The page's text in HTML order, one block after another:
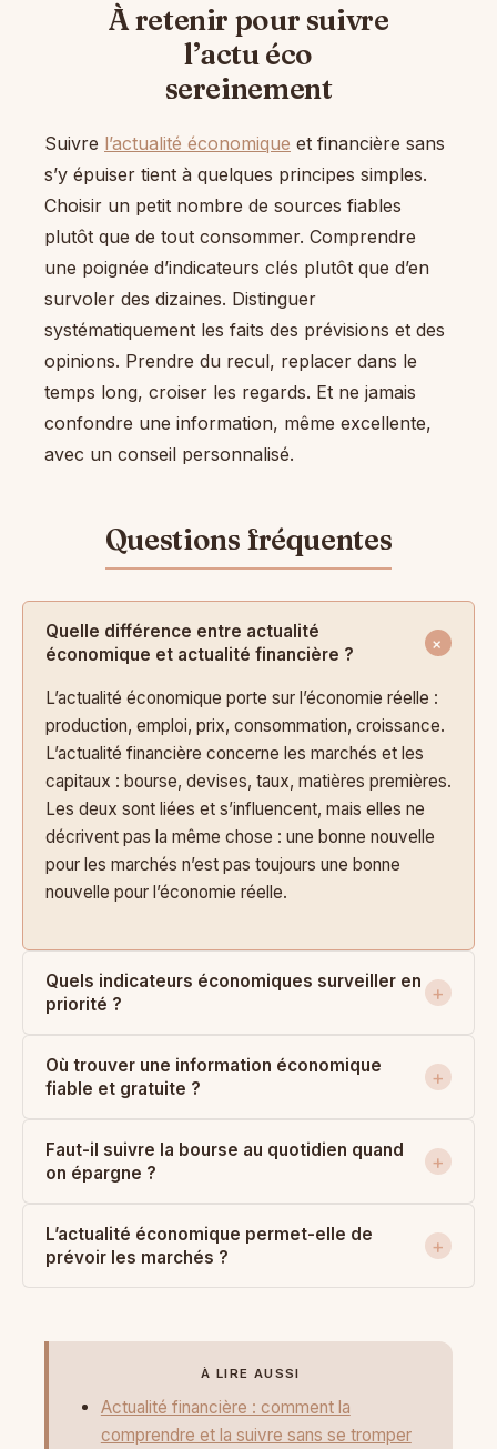
À retenir pour suivre
l’actu éco
sereinement
Suivre l’actualité économique et financière sans
s’y épuiser tient à quelques principes simples.
Choisir un petit nombre de sources fiables
plutôt que de tout consommer. Comprendre
une poignée d’indicateurs clés plutôt que d’en
survoler des dizaines. Distinguer
systématiquement les faits des prévisions et des
opinions. Prendre du recul, replacer dans le
temps long, croiser les regards. Et ne jamais
confondre une information, même excellente,
avec un conseil personnalisé.
Quelle différence entre actualité
économique et actualité financière ?
L’actualité économique porte sur l’économie réelle :
production, emploi, prix, consommation, croissance.
L’actualité financière concerne les marchés et les
capitaux : bourse, devises, taux, matières premières.
Les deux sont liées et s’influencent, mais elles ne
décrivent pas la même chose : une bonne nouvelle
pour les marchés n’est pas toujours une bonne
nouvelle pour l’économie réelle.
Quels indicateurs économiques surveiller en
priorité ?
Où trouver une information économique
fiable et gratuite ?
Faut-il suivre la bourse au quotidien quand
on épargne ?
L’actualité économique permet-elle de
prévoir les marchés ?
À LIRE AUSSI
Actualité financière : comment la
comprendre et la suivre sans se tromper